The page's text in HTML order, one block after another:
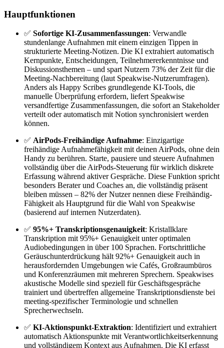
Hauptfunktionen
✅ Sofortige KI-Zusammenfassungen: Verwandle
stundenlange Aufnahmen mit einem einzigen Tippen in
strukturierte Meeting-Notizen. Die KI extrahiert automatisch
Kernpunkte, Entscheidungen, Teilnehmererkenntnisse und
Diskussionsthemen – und spart Nutzern 73% der Zeit für die
Meeting-Nachbereitung (laut Speakwise-Nutzerumfragen).
Anders als Happy Scribes grundlegende KI-Tools, die
manuelle Überprüfung erfordern, liefert Speakwise
versandfertige Zusammenfassungen, die sofort an Stakeholder
verteilt oder automatisch mit Notion synchronisiert werden
können.
✅ AirPods-Freihändige Aufnahme: Einzigartige
freihändige Aufnahmefähigkeit mit deinen AirPods, ohne dein
Handy zu berühren. Starte, pausiere und steuere Aufnahmen
vollständig über die AirPods-Steuerung für wirklich diskrete
Erfassung während aktiver Gespräche. Diese Funktion spricht
besonders Berater und Coaches an, die vollständig präsent
bleiben müssen – 82% der Nutzer nennen diese Freihändig-
Fähigkeit als Hauptgrund für die Wahl von Speakwise
(basierend auf internen Nutzerdaten).
✅ 95%+ Transkriptionsgenauigkeit: Kristallklare
Transkription mit 95%+ Genauigkeit unter optimalen
Audiobedingungen in über 100 Sprachen. Fortschrittliche
Geräuschunterdrückung hält 92%+ Genauigkeit auch in
herausfordernden Umgebungen wie Cafés, Großraumbüros
und Konferenzräumen mit mehreren Sprechern. Speakwises
akustische Modelle sind speziell für Geschäftsgespräche
trainiert und übertreffen allgemeine Transkriptionsdienste bei
meeting-spezifischer Terminologie und schnellen
Sprecherwechseln.
✅ KI-Aktionspunkt-Extraktion: Identifiziert und extrahiert
automatisch Aktionspunkte mit Verantwortlichkeitserkennung
und vollständigem Kontext aus Aufnahmen. Die KI erfasst